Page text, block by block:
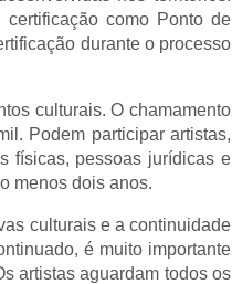
como Ponto de
durante o processo
culturais. O chamamento
Podem participar artistas,
físicas, pessoas jurídicas e
menos dois anos.
culturais e a continuidade
é muito importante
artistas aguardam todos os